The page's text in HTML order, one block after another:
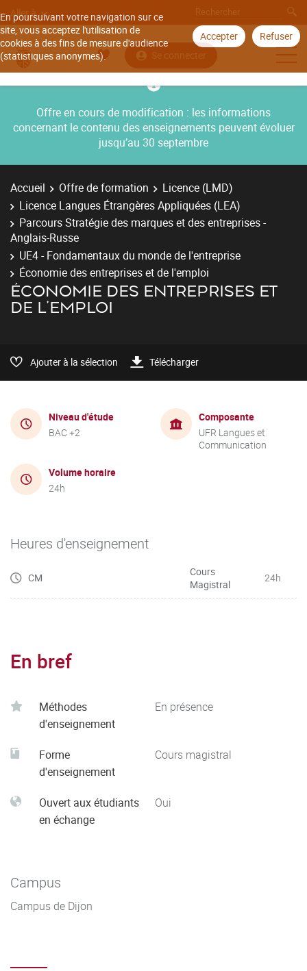
En poursuivant votre navigation sur ce
site, vous acceptez l'utilisation de
cookies à des fins de mesure d'audience
(statistiques anonymes).
Accepter Refuser
Aller à
Se connecter
Offre en cours de modification : les informations
concernant le contenu des enseignements peuvent évoluer
jusqu’au 30 septembre
Accueil Offre de formation
Licence (LMD)
Licence Langues Étrangères Appliquées (LEA)
Parcours Stratégie des marques et des entreprises -
Anglais-Russe
UE4 - Fondamentaux du monde de l'entreprise
Économie des entreprises et de l'emploi
ÉCONOMIE DES ENTREPRISES ET
DE L'EMPLOI
Ajouter à la sélection Télécharger
Niveau d'étude
BAC +2
Composante
UFR Langues et
Communication
Volume horaire
24h
Heures d'enseignement
CM
Cours
Magistral
24h
En bref
Méthodes
d'enseignement
En présence
Forme
d'enseignement
Cours magistral
Ouvert aux étudiants
en échange
Oui
Campus
Campus de Dijon